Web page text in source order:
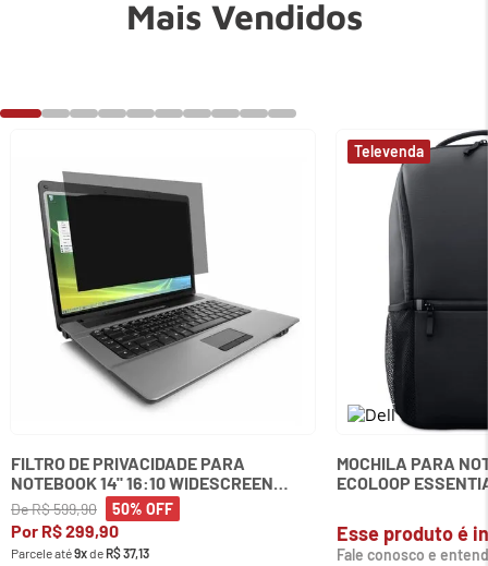
Mais Vendidos
FILTRO DE PRIVACIDADE PARA
NOTEBOOK 14" 16:10 WIDESCREEN
KENSINGTON
DeR$599,90 50% OFF
Por R$299,90
Parcele até9xdeR$37,13
MOCHILA PARA
ECOLOOP
Esse produto é
Fale conosco e